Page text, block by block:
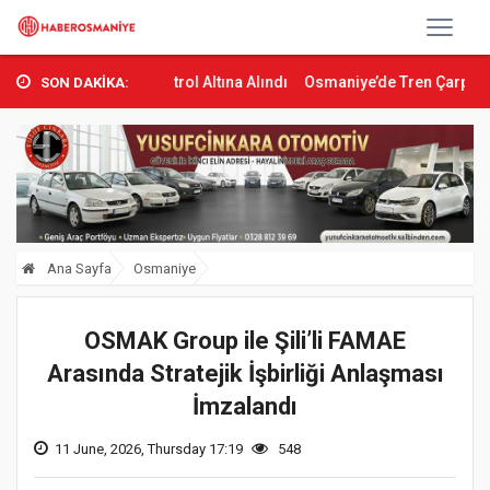
SON DAKİKA:
Kontrol Altına Alındı Osmaniye’de Tren Çarpması: Genç
Ana Sayfa Osmaniye
OSMAK Group ile Şili’li FAMAE
Arasında Stratejik İşbirliği Anlaşması
İmzalandı
11 June, 2026, Thursday 17:19 548